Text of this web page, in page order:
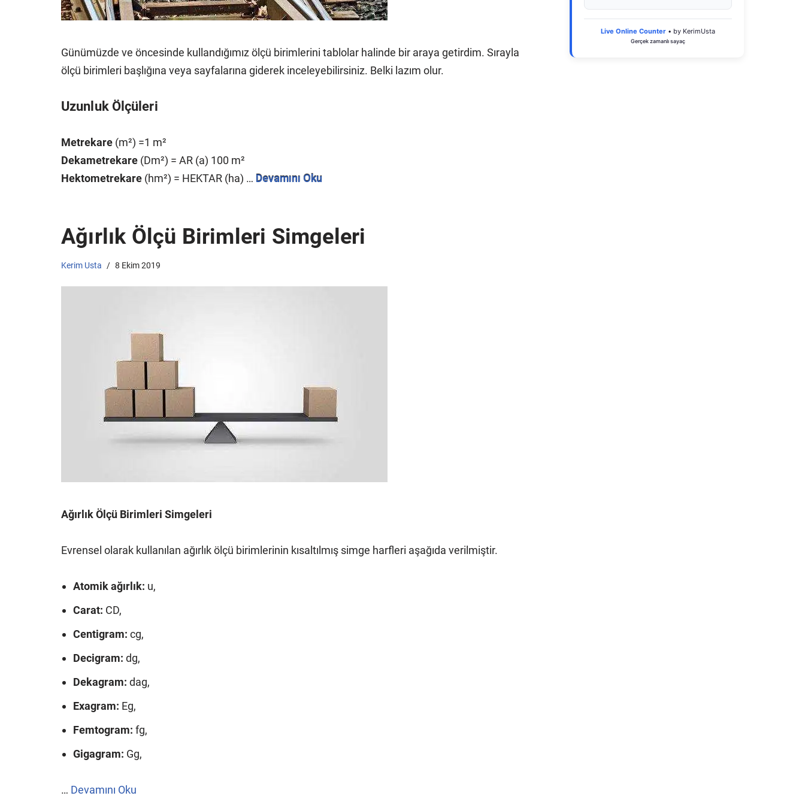
Günümüzde ve öncesinde kullandığımız ölçü birimlerini tablolar halinde bir araya getirdim. Sırayla
ölçü birimleri başlığına veya sayfalarına giderek inceleyebilirsiniz. Belki lazım olur.
Uzunluk Ölçüleri
Metrekare (m²) =1 m²
Dekametrekare (Dm²) = AR (a) 100 m²
Hektometrekare (hm²) = HEKTAR (ha) … Devamını Oku
Ağırlık Ölçü Birimleri Simgeleri
Kerim Usta 8 Ekim 2019
Ağırlık Ölçü Birimleri Simgeleri
Evrensel olarak kullanılan ağırlık ölçü birimlerinin kısaltılmış simge harfleri aşağıda verilmiştir.
Atomik ağırlık: u,
Carat: CD,
Centigram: cg,
Decigram: dg,
Dekagram: dag,
Exagram: Eg,
Femtogram: fg,
Gigagram: Gg,
… Devamını Oku
Live Online Counter • by KerimUsta
Gerçek zamanlı sayaç